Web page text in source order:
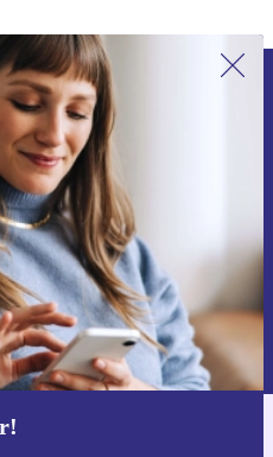
ponudu.
kupon
možeš pronaći u našim
aplikaciju